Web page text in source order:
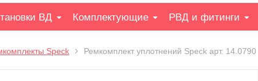
ВД Комплектующие РВД и фитинги
Speck Ремкомплект уплотнений Speck арт. 14.0790